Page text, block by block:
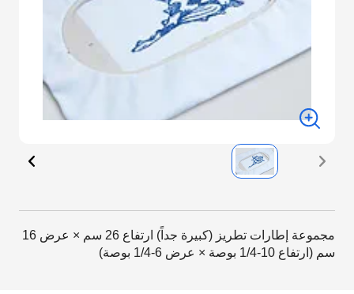
مجموعة إطارات تطريز (كبيرة جداً) ارتفاع 26 سم × عرض 16
سم (ارتفاع 10-1/4 بوصة × عرض 6-1/4 بوصة)